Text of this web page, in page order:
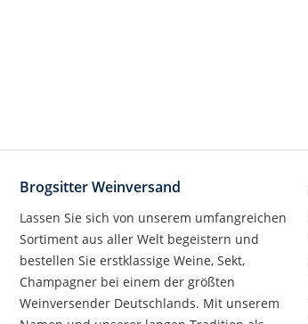
Brogsitter Weinversand
Lassen Sie sich von unserem umfangreichen
Sortiment aus aller Welt begeistern und
bestellen Sie erstklassige Weine, Sekt,
Champagner bei einem der größten
Weinversender Deutschlands. Mit unserem